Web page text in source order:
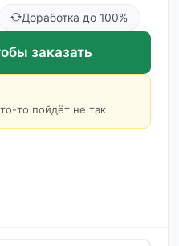
Доработка до 100%
заказать
то пойдёт не так